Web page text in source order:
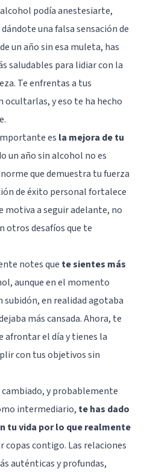
podía anestesiarte,
una falsa sensación de
un año sin esa muleta, has
saludables para lidiar con la
Te enfrentas a tus
y eso te ha hecho
es la mejora de tu
un año sin alcohol no es
que demuestra tu fuerza
de éxito personal fortalece
motiva a seguir adelante, no
otros desafíos que te
notes que te sientes más
aunque en el momento
subidón, en realidad agotaba
más cansada. Ahora, te
afrontar el día y tienes la
con tus objetivos sin
y probablemente
intermediario, te has dado
tu vida por lo que realmente
contigo. Las relaciones
auténticas y profundas,